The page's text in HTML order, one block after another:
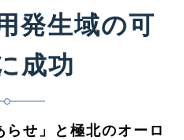
発生域の可
成功
らせ」と極北のオーロ